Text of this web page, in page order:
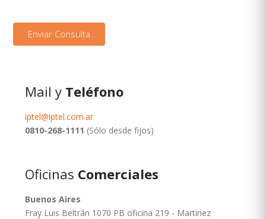
Enviar Consulta
Mail y Teléfono
iptel@iptel.com.ar
0810-268-1111 (Sólo desde fijos)
Oficinas Comerciales
Buenos Aires
Fray Luis Beltrán 1070 PB oficina 219 - Martinez